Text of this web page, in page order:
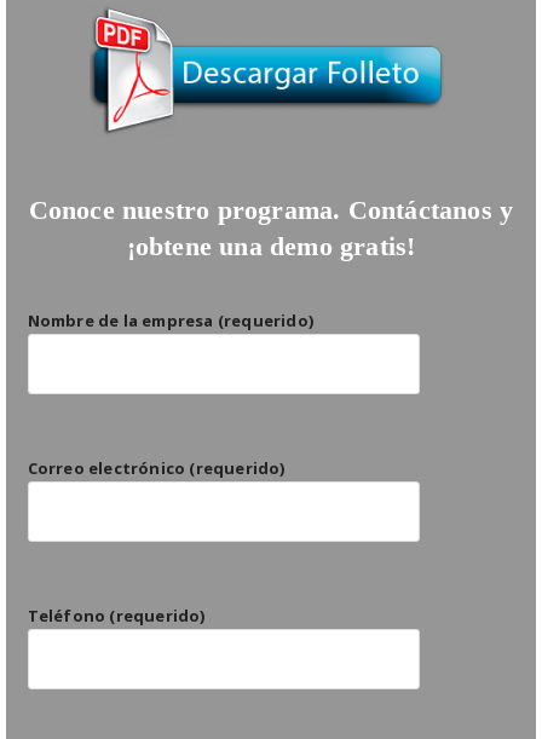
Conoce nuestro programa. Contáctanos y
¡obtene una demo gratis!
Nombre de la empresa (requerido)
Correo electrónico (requerido)
Teléfono (requerido)